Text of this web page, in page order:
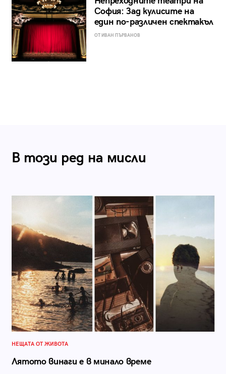
София: Зад кулисите на
един по-различен спектакъл
ОТ ИВАН ПЪРВАНОВ
В този ред на мисли
НЕЩАТА ОТ ЖИВОТА
Лятото винаги е в минало време